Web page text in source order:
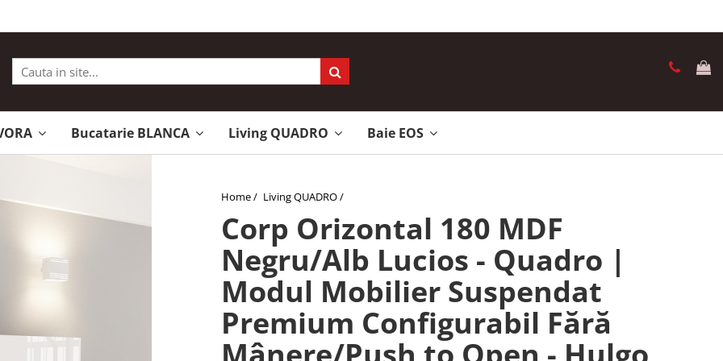
Bucatarie BLANCA Living QUADRO Baie EOS
Home / Living QUADRO /
Corp Orizontal 180 MDF
Negru/Alb Lucios - Quadro |
Modul Mobilier Suspendat
Premium Configurabil Fără